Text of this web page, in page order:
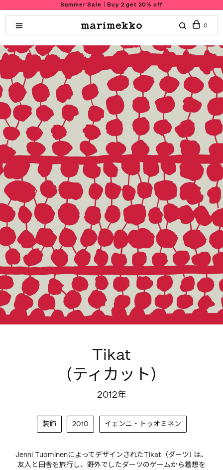
Summer Sale｜Buy 2 get 20% off
0
Tikat
(ティカット)
2012年
装飾 2010 イェンニ・トゥオミネン
Jenni TuominenによってデザインされたTikat（ダーツ) は、
友人と田舎を旅行し、野外でしたダーツのゲームから着想を